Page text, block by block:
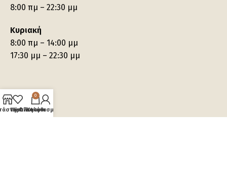
8:00 πμ – 22:30 μμ
Κυριακή
8:00 πμ – 14:00 μμ
17:30 μμ – 22:30 μμ
Wishlist
0
Καλάθι
Ο λογαριασμός μου